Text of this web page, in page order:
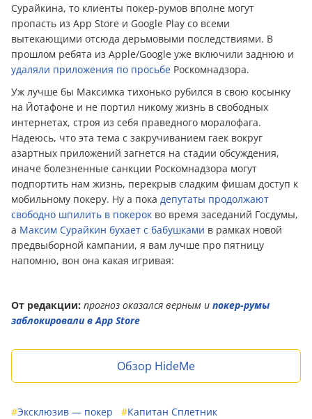
Cyрaйкина, то клиенты покер-румов вполне могут
пропасть из App Store и Google Play со всеми
вытекающими отсюда дерьмовыми последствиями. В
прошлом ребята из Apple/Google уже включили заднюю и
удаляли приложения по просьбе Роскомнадзора.
Уж лучше бы Максимка тихонько рубился в свою косынку
на Йотафоне и не портил никому жизнь в свободных
интернетах, строя из себя праведного моралофага.
Надеюсь, что эта тема с закручиванием гаек вокруг
азартных приложений загнется на стадии обсуждения,
иначе болезненные санкции Роскомнадзора могут
подпортить нам жизнь, перекрыв сладким фишам доступ к
мобильному покеру. Ну а пока депутаты продолжают
свободно шпилить в покерок во время заседаний Гocдумы,
а Максим Cyрaйкин бухает с бабушками в рамках новой
предвыборной кампании, я вам лучше про пятницу
напомню, вон она какая игривая:
От редакции: прогноз оказался верным и покер-румы
заблокировали в App Store
Обзор HideMe
#Эксклюзив — покер #Капитан Сплетник